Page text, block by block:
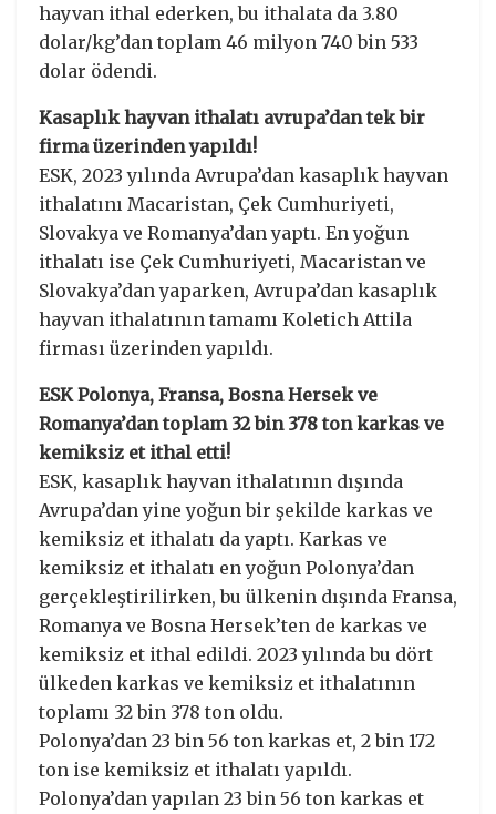
hayvan ithal ederken, bu ithalata da 3.80
dolar/kg’dan toplam 46 milyon 740 bin 533
dolar ödendi.
Kasaplık hayvan ithalatı avrupa’dan tek bir
firma üzerinden yapıldı!
ESK, 2023 yılında Avrupa’dan kasaplık hayvan
ithalatını Macaristan, Çek Cumhuriyeti,
Slovakya ve Romanya’dan yaptı. En yoğun
ithalatı ise Çek Cumhuriyeti, Macaristan ve
Slovakya’dan yaparken, Avrupa’dan kasaplık
hayvan ithalatının tamamı Koletich Attila
firması üzerinden yapıldı.
ESK Polonya, Fransa, Bosna Hersek ve
Romanya’dan toplam 32 bin 378 ton karkas ve
kemiksiz et ithal etti!
ESK, kasaplık hayvan ithalatının dışında
Avrupa’dan yine yoğun bir şekilde karkas ve
kemiksiz et ithalatı da yaptı. Karkas ve
kemiksiz et ithalatı en yoğun Polonya’dan
gerçekleştirilirken, bu ülkenin dışında Fransa,
Romanya ve Bosna Hersek’ten de karkas ve
kemiksiz et ithal edildi. 2023 yılında bu dört
ülkeden karkas ve kemiksiz et ithalatının
toplamı 32 bin 378 ton oldu.
Polonya’dan 23 bin 56 ton karkas et, 2 bin 172
ton ise kemiksiz et ithalatı yapıldı.
Polonya’dan yapılan 23 bin 56 ton karkas et